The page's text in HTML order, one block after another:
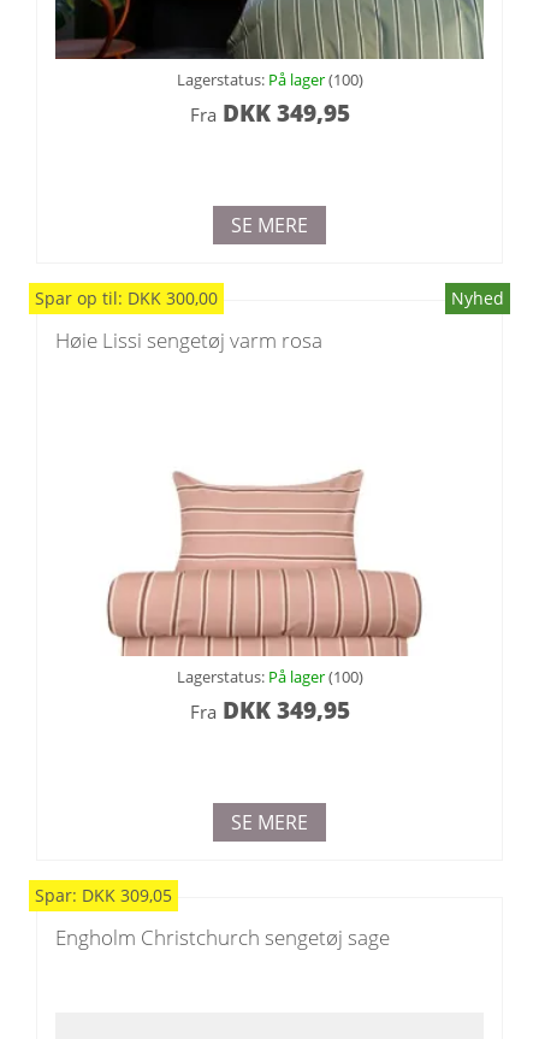
Lagerstatus: På lager(100)
Fra DKK349,95
SE MERE
Spar op til: DKK 300,00 Nyhed
Høie Lissi sengetøj varm rosa
Lagerstatus: På lager(100)
Fra DKK349,95
SE MERE
Spar: DKK 309,05
Engholm Christchurch sengetøj sage